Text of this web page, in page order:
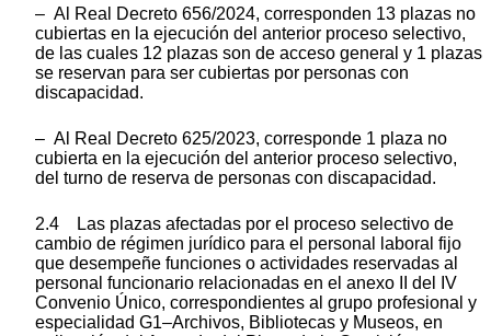
– Al Real Decreto 656/2024, corresponden 13 plazas no
cubiertas en la ejecución del anterior proceso selectivo,
de las cuales 12 plazas son de acceso general y 1 plazas
se reservan para ser cubiertas por personas con
discapacidad.
– Al Real Decreto 625/2023, corresponde 1 plaza no
cubierta en la ejecución del anterior proceso selectivo,
del turno de reserva de personas con discapacidad.
2.4 Las plazas afectadas por el proceso selectivo de
cambio de régimen jurídico para el personal laboral fijo
que desempeñe funciones o actividades reservadas al
personal funcionario relacionadas en el anexo II del IV
Convenio Único, correspondientes al grupo profesional y
especialidad G1–Archivos, Bibliotecas y Museos, en